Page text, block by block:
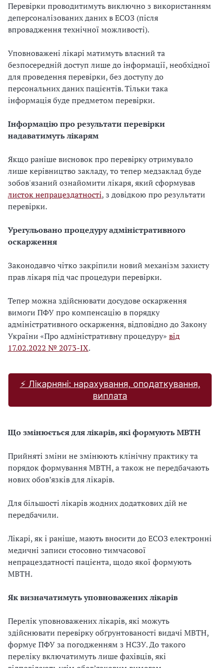
Перевірки проводитимуть виключно з використанням
деперсоналізованих даних в ЕСОЗ (після
впровадження технічної можливості).
Уповноважені лікарі матимуть власний та
безпосередній доступ лише до інформації, необхідної
для проведення перевірки, без доступу до
персональних даних пацієнтів. Тільки така
інформація буде предметом перевірки.
Інформацію про результати перевірки
надаватимуть лікарям
Якщо раніше висновок про перевірку отримувало
лише керівництво закладу, то тепер медзаклад буде
зобов'язаний ознайомити лікаря, який сформував
листок непрацездатності, з довідкою про результати
перевірки.
Урегульовано процедуру адміністративного
оскарження
Законодавчо чітко закріпили новий механізм захисту
прав лікаря під час процедури перевірки.
Тепер можна здійснювати досудове оскарження
вимоги ПФУ про компенсацію в порядку
адміністративного оскарження, відповідно до Закону
України «Про адміністративну процедуру» від
17.02.2022 № 2073-IX.
⚡ Лікарняні: нарахування, оподаткування,
виплата
Що змінюється для лікарів, які формують МВТН
Прийняті зміни не змінюють клінічну практику та
порядок формування МВТН, а також не передбачають
нових обов’язків для лікарів.
Для більшості лікарів жодних додаткових дій не
передбачили.
Лікарі, як і раніше, мають вносити до ЕСОЗ електронні
медичні записи стосовно тимчасової
непрацездатності пацієнта, щодо якої формують
МВТН.
Як визначатимуть уповноважених лікарів
Перелік уповноважених лікарів, які можуть
здійснювати перевірку обґрунтованості видачі МВТН,
формує ПФУ за погодженням з НСЗУ. До такого
переліку включатимуть лише фахівців, які